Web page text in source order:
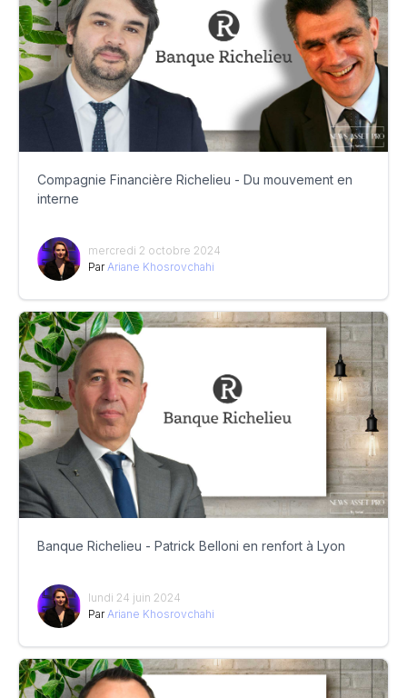
Compagnie Financière Richelieu - Du mouvement en
interne
mercredi 2 octobre 2024
Par Ariane Khosrovchahi
Banque Richelieu - Patrick Belloni en renfort à Lyon
lundi 24 juin 2024
Par Ariane Khosrovchahi